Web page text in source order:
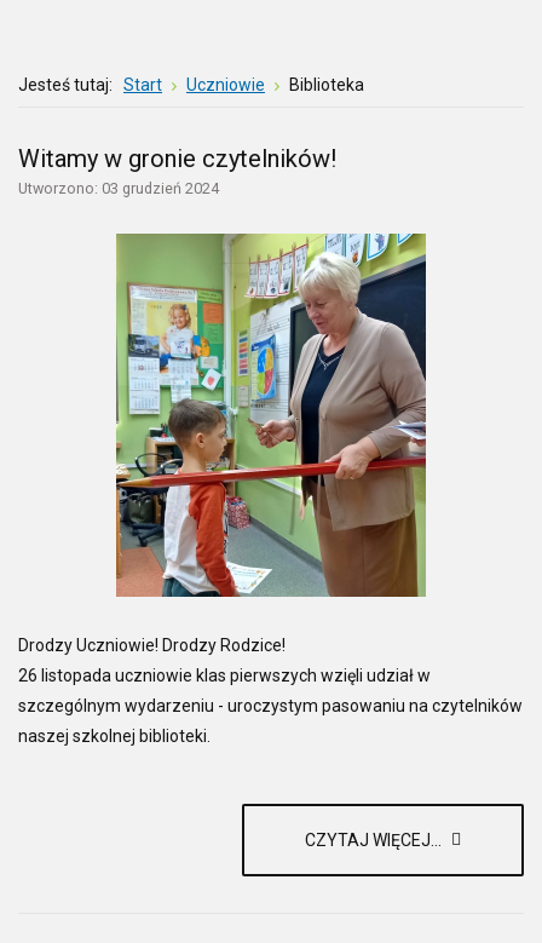
Jesteś tutaj: Start Uczniowie Biblioteka
Witamy w gronie czytelników!
Utworzono: 03 grudzień 2024
Drodzy Uczniowie! Drodzy Rodzice!
26 listopada uczniowie klas pierwszych wzięli udział w
szczególnym wydarzeniu - uroczystym pasowaniu na czytelników
naszej szkolnej biblioteki.
CZYTAJ WIĘCEJ...